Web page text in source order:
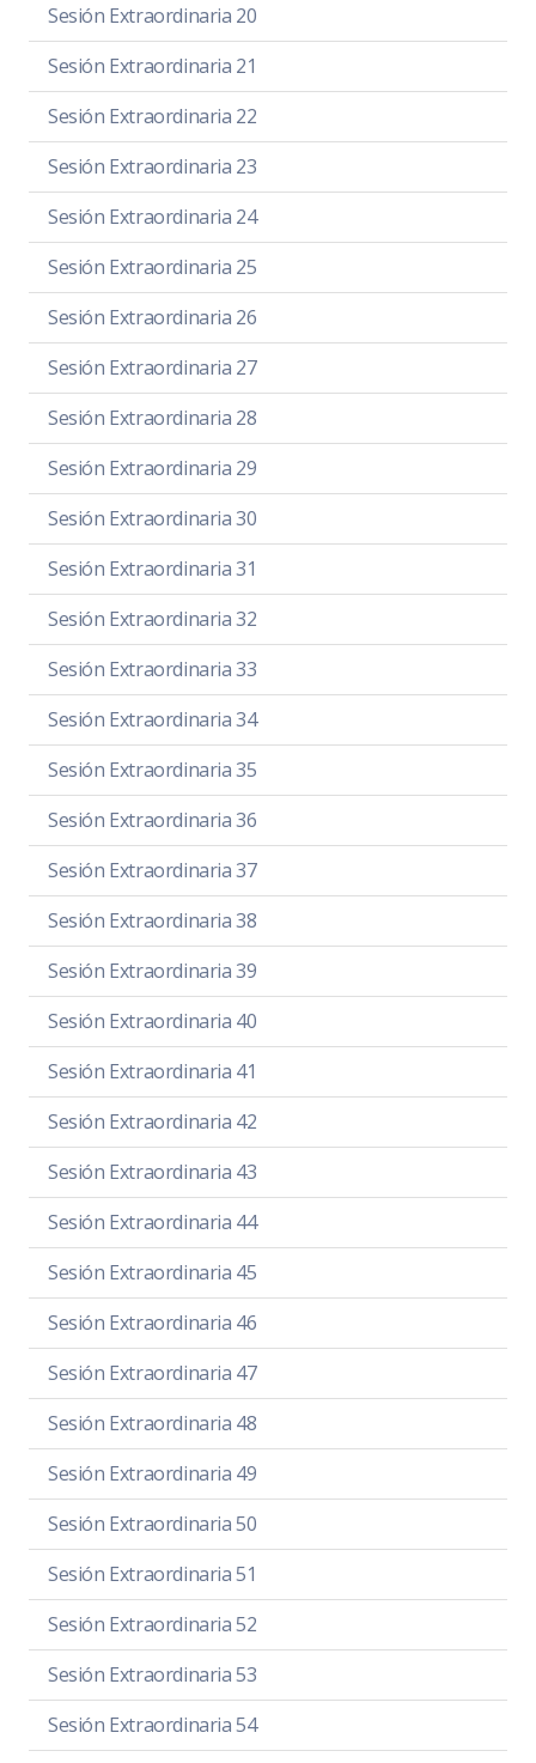
Sesión Extraordinaria 20
Sesión Extraordinaria 21
Sesión Extraordinaria 22
Sesión Extraordinaria 23
Sesión Extraordinaria 24
Sesión Extraordinaria 25
Sesión Extraordinaria 26
Sesión Extraordinaria 27
Sesión Extraordinaria 28
Sesión Extraordinaria 29
Sesión Extraordinaria 30
Sesión Extraordinaria 31
Sesión Extraordinaria 32
Sesión Extraordinaria 33
Sesión Extraordinaria 34
Sesión Extraordinaria 35
Sesión Extraordinaria 36
Sesión Extraordinaria 37
Sesión Extraordinaria 38
Sesión Extraordinaria 39
Sesión Extraordinaria 40
Sesión Extraordinaria 41
Sesión Extraordinaria 42
Sesión Extraordinaria 43
Sesión Extraordinaria 44
Sesión Extraordinaria 45
Sesión Extraordinaria 46
Sesión Extraordinaria 47
Sesión Extraordinaria 48
Sesión Extraordinaria 49
Sesión Extraordinaria 50
Sesión Extraordinaria 51
Sesión Extraordinaria 52
Sesión Extraordinaria 53
Sesión Extraordinaria 54